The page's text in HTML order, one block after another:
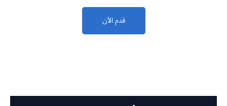
قدم الأن